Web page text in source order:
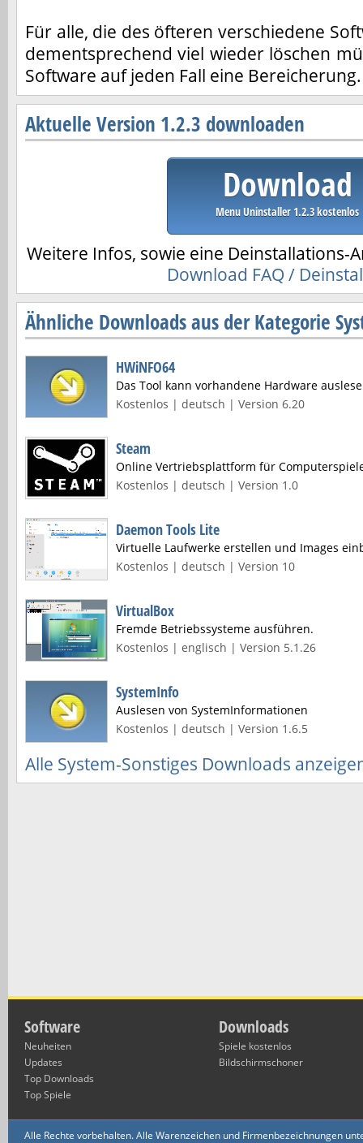
Für alle, die des öfteren verschiedene
dementsprechend viel wieder löschen
Software auf jeden Fall eine Bereicherung.
Aktuelle Version 1.2.3 downloaden
Download
Menu Uninstaller 1.2.3 kostenlos
Weitere Infos, sowie eine Deinstallations-
Download FAQ /
Ähnliche Downloads aus der Kategorie
HWiNFO64
Das Tool kann vorhandene Hardware
Kostenlos | deutsch | Version 6.20
Steam
Online Vertriebsplattform für
Kostenlos | deutsch | Version 1.0
Daemon Tools Lite
Virtuelle Laufwerke erstellen und Images
Kostenlos | deutsch | Version 10
VirtualBox
Fremde Betriebssysteme ausführen.
Kostenlos | englisch | Version 5.1.26
SystemInfo
Auslesen von SystemInformationen
Kostenlos | deutsch | Version 1.6.5
Alle System-Sonstiges Downloads
Software
Neuheiten
Updates
Top Downloads
Top Spiele
Downloads
Spiele kostenlos
Bildschirmschoner
Alle Rechte vorbehalten. Alle Warenzeichen und Firmenbezeichnungen